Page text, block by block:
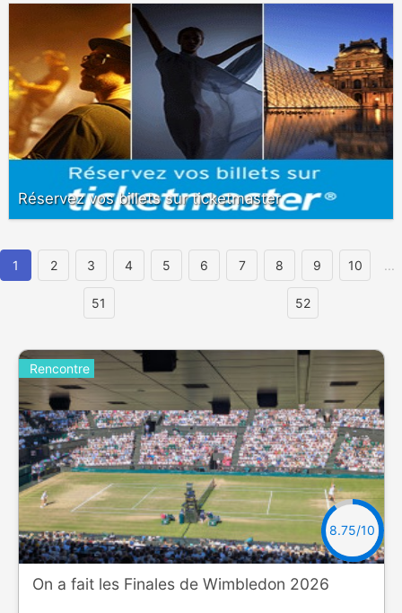
Réservez vos billets sur ticketmaster
1 2 3 4 5 6 7 8 9 10 ...
51 52
8.75/10
Rencontre
On a fait les Finales de Wimbledon 2026